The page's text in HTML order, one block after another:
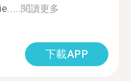
閱讀更多
下載APP